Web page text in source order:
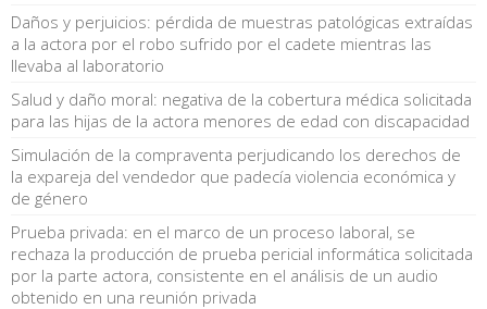
Daños y perjuicios: pérdida de muestras patológicas extraídas
a la actora por el robo sufrido por el cadete mientras las
llevaba al laboratorio
Salud y daño moral: negativa de la cobertura médica solicitada
para las hijas de la actora menores de edad con discapacidad
Simulación de la compraventa perjudicando los derechos de
la expareja del vendedor que padecía violencia económica y
de género
Prueba privada: en el marco de un proceso laboral, se
rechaza la producción de prueba pericial informática solicitada
por la parte actora, consistente en el análisis de un audio
obtenido en una reunión privada